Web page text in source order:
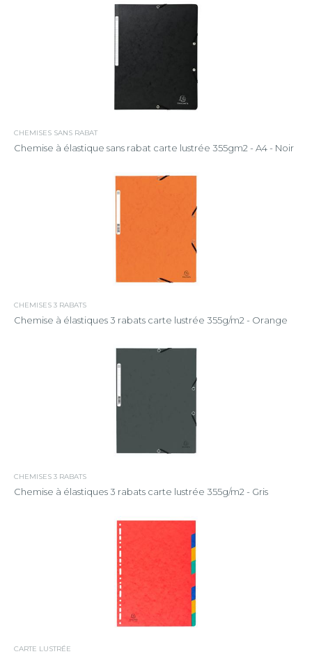
CHEMISES SANS RABAT
Chemise à élastique sans rabat carte lustrée 355gm2 - A4 - Noir
CHEMISES 3 RABATS
Chemise à élastiques 3 rabats carte lustrée 355g/m2 - Orange
CHEMISES 3 RABATS
Chemise à élastiques 3 rabats carte lustrée 355g/m2 - Gris
CARTE LUSTRÉE